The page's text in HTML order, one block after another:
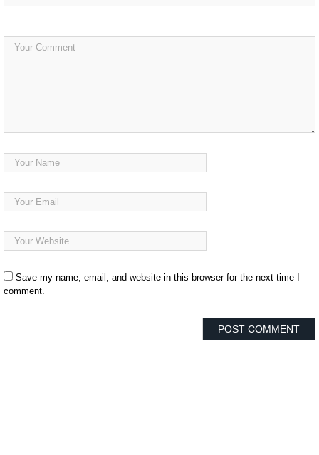
Save my name, email, and website in this browser for the next time I
comment.